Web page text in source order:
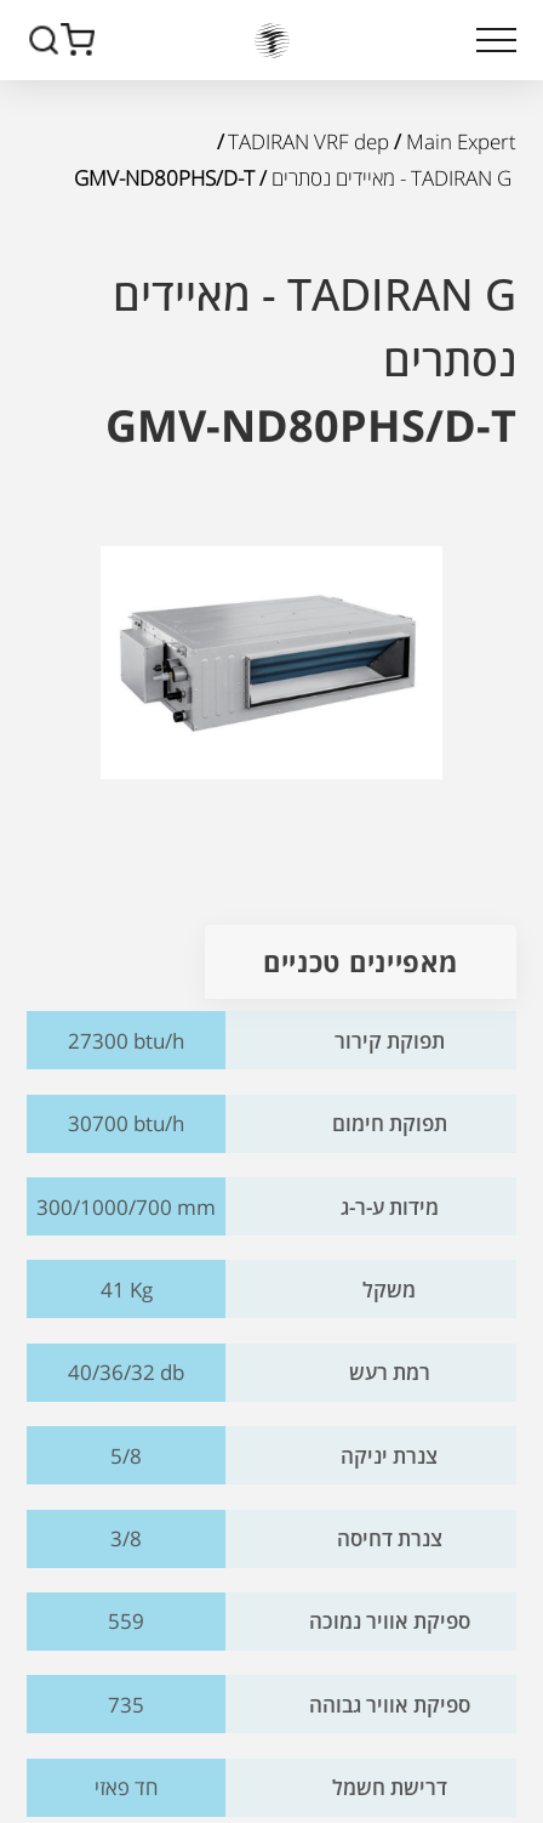
Main Expert
/
TADIRAN VRF dep
/
TADIRAN G - מאיידים נסתרים
/ GMV-ND80PHS/D-T
TADIRAN G - מאיידים
נסתרים
GMV-ND80PHS/D-T
מאפיינים טכניים
תפוקת קירור 27300 btu/h
תפוקת חימום 30700 btu/h
מידות ע-ר-ג 300/1000/700 mm
משקל 41 Kg
רמת רעש 40/36/32 db
צנרת יניקה 5/8
צנרת דחיסה 3/8
ספיקת אוויר נמוכה 559
ספיקת אוויר גבוהה 735
דרישת חשמל חד פאזי